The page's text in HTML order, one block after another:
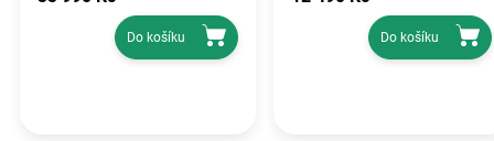
KOLEČKA TA10300TDS
Do košíku Do košíku